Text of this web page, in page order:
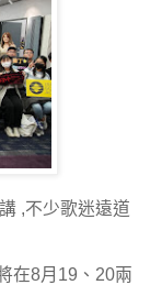
,不少歌迷遠道
在8月19、20兩